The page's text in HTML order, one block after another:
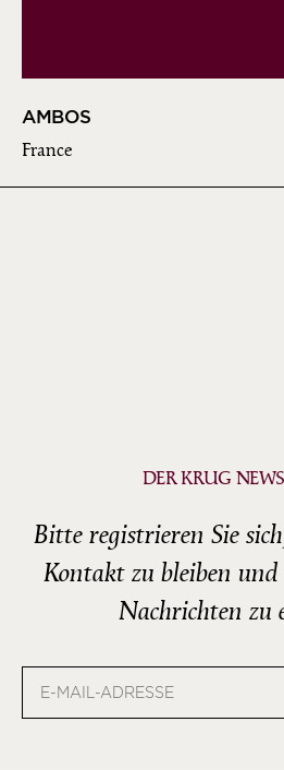
AMBOS
France
DER KRUG
Bitte registrieren Sie
Kontakt zu bleiben und
Nachrichten zu
Mail-